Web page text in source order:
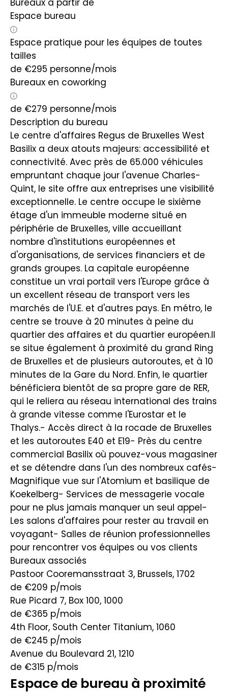
Espace bureau
Espace pratique pour les équipes de toutes
tailles
de €295 personne/mois
Bureaux en coworking
de €279 personne/mois
Description du bureau
Le centre d'affaires Regus de Bruxelles West
Basilix a deux atouts majeurs: accessibilité et
connectivité. Avec près de 65.000 véhicules
empruntant chaque jour l'avenue Charles-
Quint, le site offre aux entreprises une visibilité
exceptionnelle. Le centre occupe le sixième
étage d'un immeuble moderne situé en
périphérie de Bruxelles, ville accueillant
nombre d'institutions européennes et
d'organisations, de services financiers et de
grands groupes. La capitale européenne
constitue un vrai portail vers l'Europe grâce à
un excellent réseau de transport vers les
marchés de l'U.E. et d'autres pays. En métro, le
centre se trouve à 20 minutes à peine du
quartier des affaires et du quartier européen.Il
se situe également à proximité du grand Ring
de Bruxelles et de plusieurs autoroutes, et à 10
minutes de la Gare du Nord. Enfin, le quartier
bénéficiera bientôt de sa propre gare de RER,
qui le reliera au réseau international des trains
à grande vitesse comme l'Eurostar et le
Thalys.- Accès direct à la rocade de Bruxelles
et les autoroutes E40 et E19- Près du centre
commercial Basilix où pouvez-vous magasiner
et se détendre dans l'un des nombreux cafés-
Magnifique vue sur l'Atomium et basilique de
Koekelberg- Services de messagerie vocale
pour ne plus jamais manquer un seul appel-
Les salons d'affaires pour rester au travail en
voyagant- Salles de réunion professionnelles
pour rencontrer vos équipes ou vos clients
Bureaux associés
Pastoor Cooremansstraat 3, Brussels, 1702
de €209 p/mois
Rue Picard 7, Box 100, 1000
de €365 p/mois
4th Floor, South Center Titanium, 1060
de €245 p/mois
Avenue du Boulevard 21, 1210
de €315 p/mois
Espace de bureau à proximité